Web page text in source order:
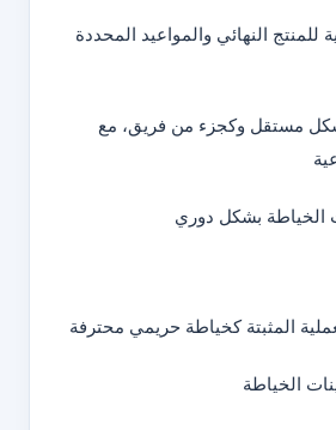
للمنتج النهائي والمواعيد المحددة
مستقل وكجزء من فريق، مع
الخياطة بشكل دوري
المثبتة كخياطة حريمي محترفة
الخياطة